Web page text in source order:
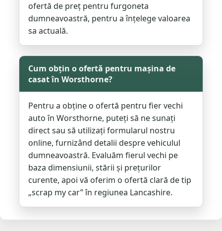
ofertă de preț pentru furgoneta
dumneavoastră, pentru a înțelege valoarea
sa actuală.
Cum obțin o ofertă pentru mașina de
casat în Worsthorne?
Pentru a obține o ofertă pentru fier vechi
auto în Worsthorne, puteți să ne sunați
direct sau să utilizați formularul nostru
online, furnizând detalii despre vehiculul
dumneavoastră. Evaluăm fierul vechi pe
baza dimensiunii, stării și prețurilor
curente, apoi vă oferim o ofertă clară de tip
„scrap my car” în regiunea Lancashire.